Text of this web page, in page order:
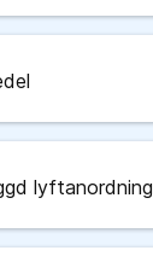
lyftanordning